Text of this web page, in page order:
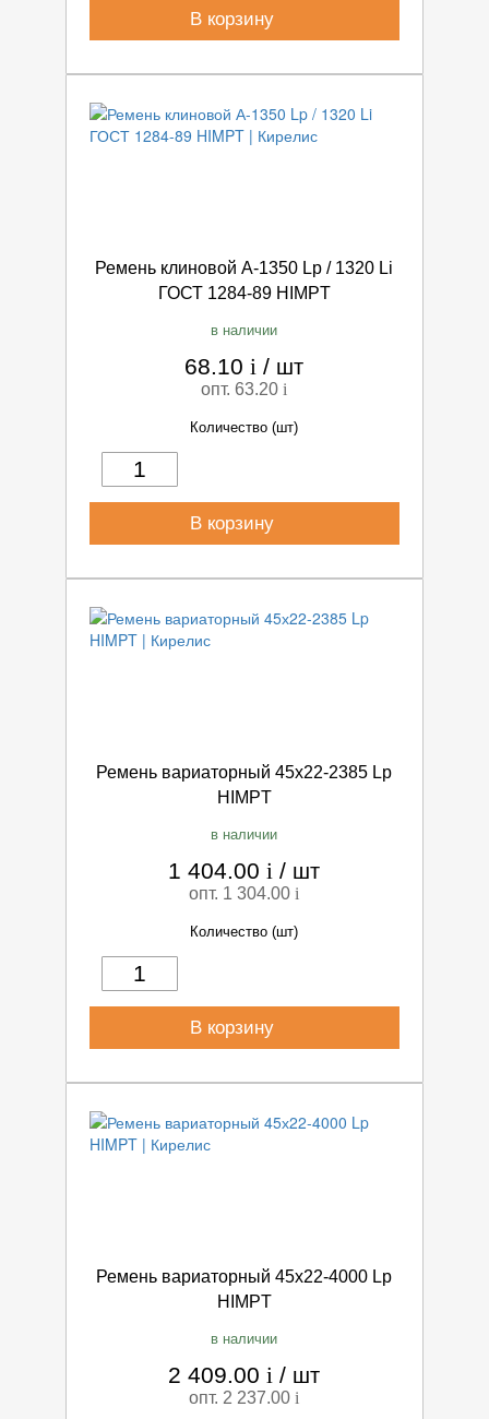
В корзину
Ремень клиновой А-1350 Lp / 1320 Li
ГОСТ 1284-89 HIMPT
в наличии
68.10i / шт
опт. 63.20i
Количество (шт)
В корзину
Ремень вариаторный 45х22-2385 Lp
HIMPT
в наличии
1 404.00i / шт
опт. 1 304.00i
Количество (шт)
В корзину
Ремень вариаторный 45х22-4000 Lp
HIMPT
в наличии
2 409.00i / шт
опт. 2 237.00i